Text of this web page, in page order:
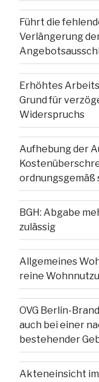
Führt die
Verlängerung
Erhöhtes
Grund für
Widerspruchs
Aufhebung der
ordnungsgemäß
BGH: Abgabe
zulässig
Allgemeines
reine
OVG Berlin-
auch bei einer
bestehender
Akteneinsicht